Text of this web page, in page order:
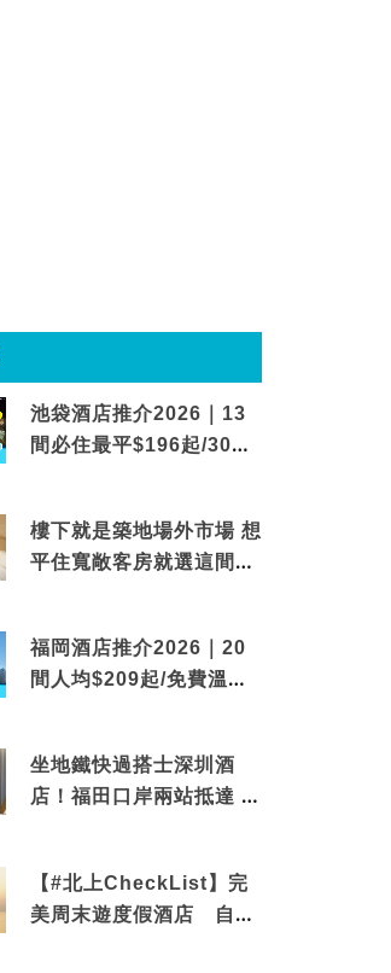
池袋酒店推介2026｜13
間必住最平$196起/30秒
樓下就是築地場外市場 想
平住寬敞客房就選這間東
福岡酒店推介2026｜20
間人均$209起/免費溫泉/
坐地鐵快過搭士深圳酒
店！福田口岸兩站抵達 還
【#北上CheckList】完
美周末遊度假酒店 自帶